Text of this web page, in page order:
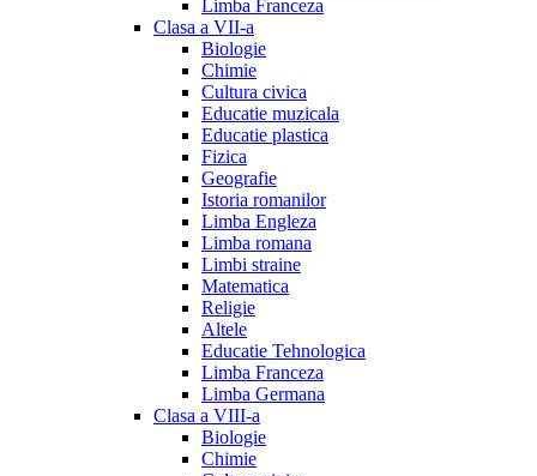
Limba Franceza
Clasa a VII-a
Biologie
Chimie
Cultura civica
Educatie muzicala
Educatie plastica
Fizica
Geografie
Istoria romanilor
Limba Engleza
Limba romana
Limbi straine
Matematica
Religie
Altele
Educatie Tehnologica
Limba Franceza
Limba Germana
Clasa a VIII-a
Biologie
Chimie